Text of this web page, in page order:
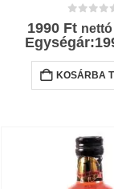
az 5-
1990 Ft nettó
KOSÁRBA